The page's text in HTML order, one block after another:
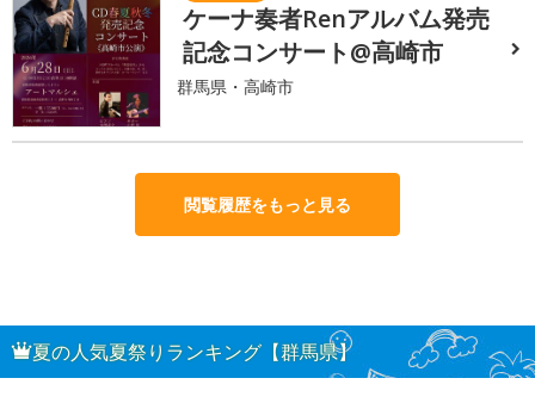
ケーナ奏者Renアルバム発売
記念コンサート@高崎市
群馬県・高崎市
閲覧履歴をもっと見る
夏の人気夏祭りランキング【群馬県】